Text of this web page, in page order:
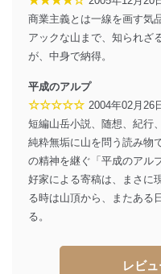
商業主義とは一線を画す気
アックな山まで、知られざ
が、中身で納得。
平成のアルプ
☆☆☆☆☆ 2004年02月26
短編山岳小説、随想、紀行
純粋無垢に山を問う読み物
の精神を継ぐ「平成のアル
好家による寄稿は、まさに
る時は山頂から、またある
る。
レビ